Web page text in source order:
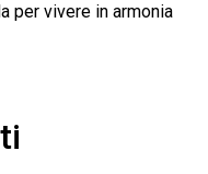
per vivere in armonia